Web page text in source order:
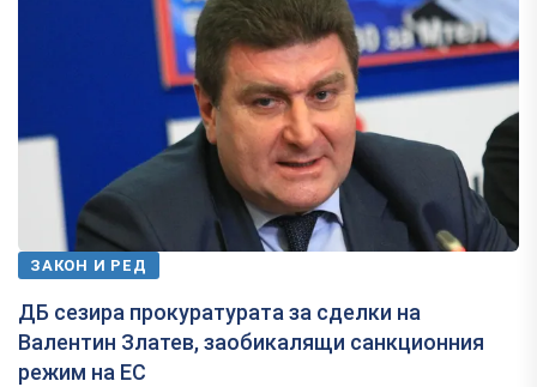
ЗАКОН И РЕД
ДБ сезира прокуратурата за сделки на
Валентин Златев, заобикалящи санкционния
режим на ЕС